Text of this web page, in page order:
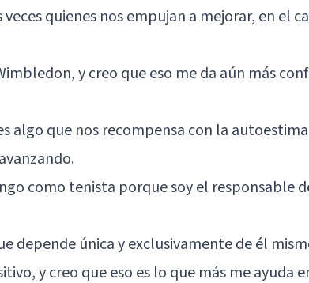
quienes nos empujan a mejorar, en el
y creo que eso me da aún más
algo que nos recompensa con la autoestima
como tenista porque soy el responsable
depende única y exclusivamente de él
y creo que eso es lo que más me ayuda